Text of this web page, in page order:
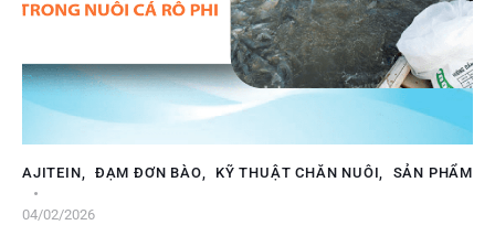
AJITEIN, ĐẠM ĐƠN BÀO, KỸ THUẬT CHĂN NUÔI, SẢN PHẨM
04/02/2026